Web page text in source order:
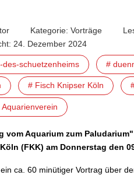
Kategorie: Vorträge
24. Dezember 2024
des-schuetzenheims #
# Fisch Knipser Köln
vom Aquarium zum Paludarium"
(FKK) am Donnerstag den
ca. 60 minütiger Vortrag über